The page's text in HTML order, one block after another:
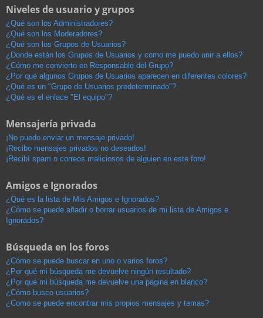
Niveles de usuario y grupos
¿Qué son los Administradores?
¿Qué son los Moderadores?
¿Qué son los Grupos de Usuarios?
¿Donde están los Grupos de Usuarios y como me puedo unir a ellos?
¿Cómo me convierto en Responsable del Grupo?
¿Por qué algunos Grupos de Usuarios aparecen en diferentes colores?
¿Qué es un "Grupo de Usuarios predeterminado"?
¿Qué es el enlace "El equipo"?
Mensajería privada
¡No puedo enviar un mensaje privado!
¡Recibo mensajes privados no deseados!
¡Recibí spam o correos maliciosos de alguien en este foro!
Amigos e Ignorados
¿Qué es la lista de Mis Amigos e Ignorados?
¿Cómo se puede añadir o borrar usuarios de mi lista de Amigos e
Ignorados?
Búsqueda en los foros
¿Cómo se puede buscar en uno o varios foros?
¿Por qué mi búsqueda me devuelve ningún resultado?
¿Por qué mi búsqueda me devuelve una página en blanco?
¿Cómo busco usuarios?
¿Como se puede encontrar mis propios mensajes y temas?